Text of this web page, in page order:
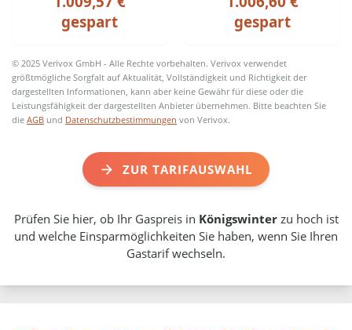
gespart
gespart
© 2025 Verivox GmbH - Alle Rechte vorbehalten. Verivox verwendet
größtmögliche Sorgfalt auf Aktualität, Vollständigkeit und Richtigkeit der
dargestellten Informationen, kann aber keine Gewähr für diese oder die
Leistungsfähigkeit der dargestellten Anbieter übernehmen. Bitte beachten Sie
dieAGB und Datenschutzbestimmungen von Verivox.
ZUR TARIFAUSWAHL
Prüfen Sie hier, ob Ihr Gaspreis in Königswinterzu hoch ist
und welche Einsparmöglichkeiten Sie haben, wenn Sie Ihren
Gastarif wechseln.